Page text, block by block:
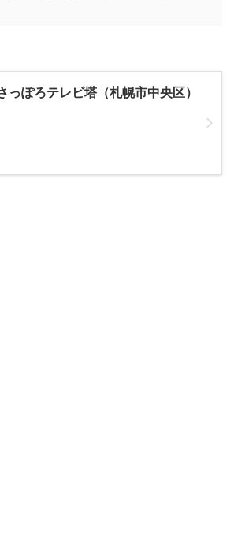
っぽろテレビ塔（札幌市中央区）